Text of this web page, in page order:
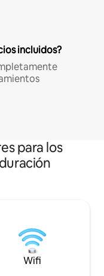
incluidos?
para los
Wifi